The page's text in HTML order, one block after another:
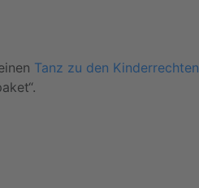
Tanz zu den Kinderrechten